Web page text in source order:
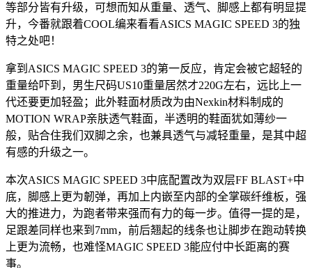
等部分皆有升级，可想而知从重量、透气、脚感上都有明显提
升，今番就跟着COOL编来看看ASICS MAGIC SPEED 3的独
特之处吧！
拿到ASICS MAGIC SPEED 3的第一反应，肯定会被它超轻的
重量给吓到，男生尺码US10重量居然才220G左右，远比上一
代还要更加轻盈；此外鞋面材质改为由Nexkin材料制成的
MOTION WRAP亲肤透气鞋面，半透明的鞋面犹如薄纱一
般，贴合住我们双脚之余，也兼具透气与减轻重量，是其中超
有感的升级之一。
本次ASICS MAGIC SPEED 3中底配置改为双层FF BLAST+中
底，脚感上更为韌弹，再加上内嵌至内部的全掌碳纤维板，强
大的推进力，为跑者带来强而有力的每一步。值得一提的是，
足跟差同样也来到7mm，前后翘起的线条也让脚步在跑动转换
上更为流畅，也难怪MAGIC SPEED 3能应付中长距离的赛
事。